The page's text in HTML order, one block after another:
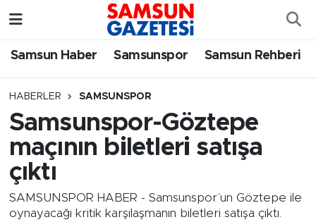
Samsun Haber Samsunspor Samsun Rehberi
HABERLER SAMSUNSPOR
Samsunspor-Göztepe
maçının biletleri satışa
çıktı
SAMSUNSPOR HABER - Samsunspor’un Göztepe ile
oynayacağı kritik karşılaşmanın biletleri satışa çıktı.
Samsun Haber
Samsun Rehberi
Resmi İlanlar
Samsun Nöbetçi Eczaneler
SAMSUN Namaz Vakitleri
Samsun Trafik Yoğunluk Haritası
Süper Lig Puan Durumu ve Fikstür